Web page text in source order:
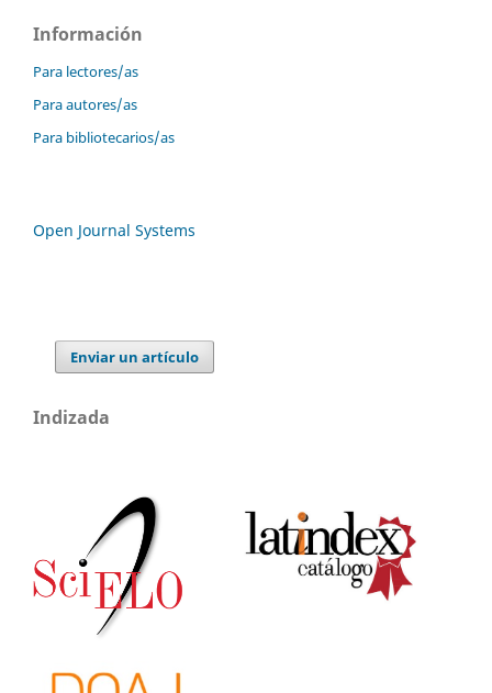
Información
Para lectores/as
Para autores/as
Para bibliotecarios/as
Open Journal Systems
Enviar un artículo
Indizada